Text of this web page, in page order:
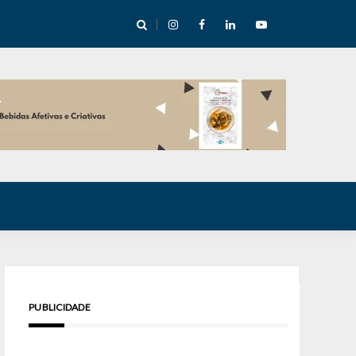
abre mentoria de storytelling com 10 vagas
PUBLICIDADE